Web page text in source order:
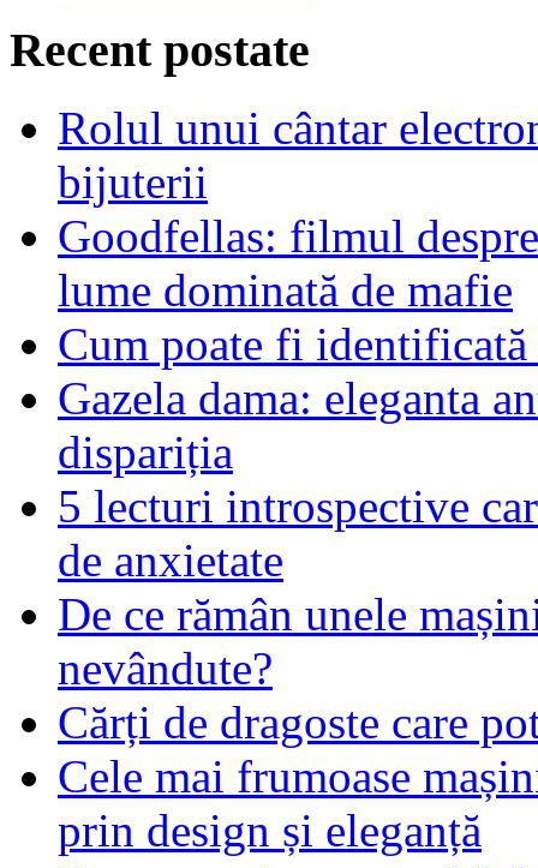
Recent postate
Rolul unui cântar
bijuterii
Goodfellas: filmul
lume dominată de mafie
Cum poate fi identificată
Gazela dama: eleganta
dispariția
5 lecturi introspective
de anxietate
De ce rămân unele
nevândute?
Cărți de dragoste care
Cele mai frumoase
prin design și eleganță